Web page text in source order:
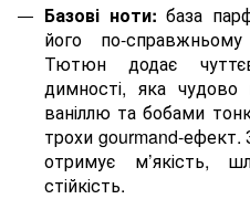
Базові ноти: база
його по-
Тютюн додає
димності, яка
ваніллю та бобами
трохи gourmand-
отримує м’якість,
стійкість.